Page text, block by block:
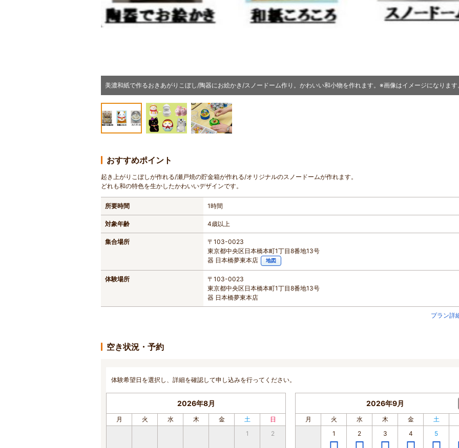
美濃和紙で作るおきあがりこぼし/陶器にお絵かき/スノードーム作り。かわいい和小物を作れます。※画像はイメージになります
おすすめポイント
起き上がりこぼしが作れる/瀬戸焼の貯金箱が作れる/オリジナルのスノードームが作れます。
どれも和の特色を生かしたかわいいデザインです。
所要時間 1時間
対象年齢 4歳以上
集合場所
〒103-0023
東京都中央区日本橋本町1丁目8番地13号
器 日本橋夢東本店
地図
体験場所
〒103-0023
東京都中央区日本橋本町1丁目8番地13号
器 日本橋夢東本店
プラン詳
空き状況・予約
体験希望日を選択し、詳細を確認して申し込みを行ってください。
2026年8月
月 火 水 木 金 土
日
1
2
2026年9月
月 火 水 木 金 土
1
2 3 4 5